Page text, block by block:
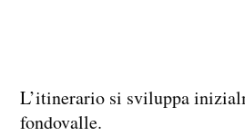
L’itinerario si sviluppa
fondovalle.